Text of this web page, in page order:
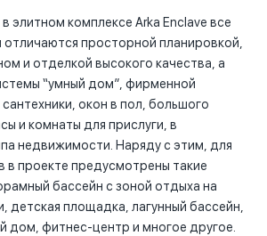
элитном комплексе Arka Enclave все
просторной планировкой,
и отделкой высокого качества, а
“умный дом”, фирменной
окон в пол, большого
и комнаты для прислуги, в
недвижимости. Наряду с этим, для
проекте предусмотрены такие
бассейн с зоной отдыха на
детская площадка, лагунный бассейн,
дом, фитнес-центр и многое другое.